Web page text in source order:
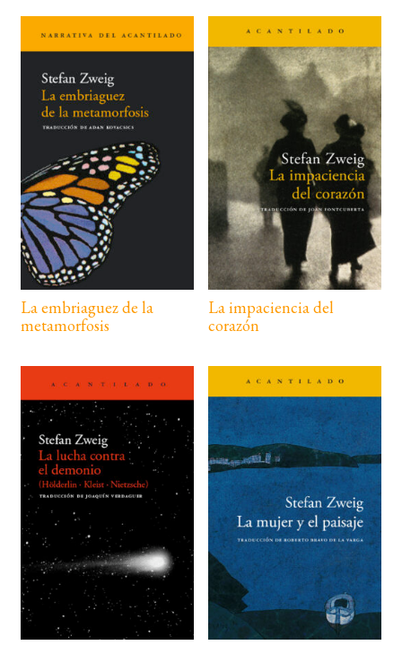
La embriaguez de la
metamorfosis
La impaciencia del
corazón